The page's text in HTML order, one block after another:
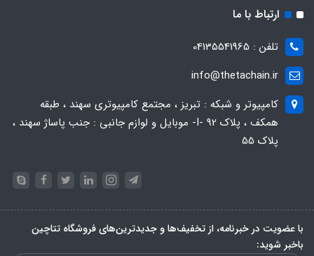
ارتباط با ما
تلفن : 04135541965
info@thetachain.ir
کامپیوتر و شبکه : تبریز ، مجتمع کامپیوتری سهند ، طبقه
همکف ، پلاک 92 -I- موبایل و لوازم جانبی : جنب پاساژ سهند ،
پلاک 55
با عضویت در خبرنامه، از تخفیف‌ها و جدیدترین‌های فروشگاه تتاچین
باخبر شوید: